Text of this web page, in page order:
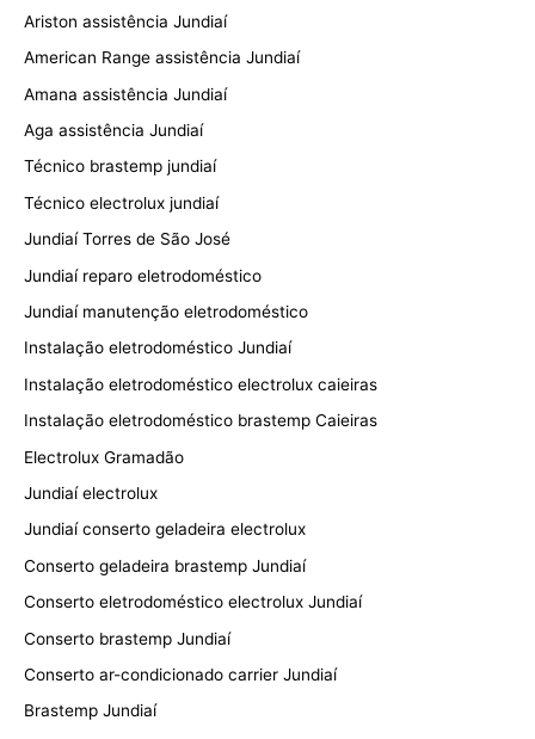
Ariston assistência Jundiaí
American Range assistência Jundiaí
Amana assistência Jundiaí
Aga assistência Jundiaí
Técnico brastemp jundiaí
Técnico electrolux jundiaí
Jundiaí Torres de São José
Jundiaí reparo eletrodoméstico
Jundiaí manutenção eletrodoméstico
Instalação eletrodoméstico Jundiaí
Instalação eletrodoméstico electrolux caieiras
Instalação eletrodoméstico brastemp Caieiras
Electrolux Gramadão
Jundiaí electrolux
Jundiaí conserto geladeira electrolux
Conserto geladeira brastemp Jundiaí
Conserto eletrodoméstico electrolux Jundiaí
Conserto brastemp Jundiaí
Conserto ar-condicionado carrier Jundiaí
Brastemp Jundiaí